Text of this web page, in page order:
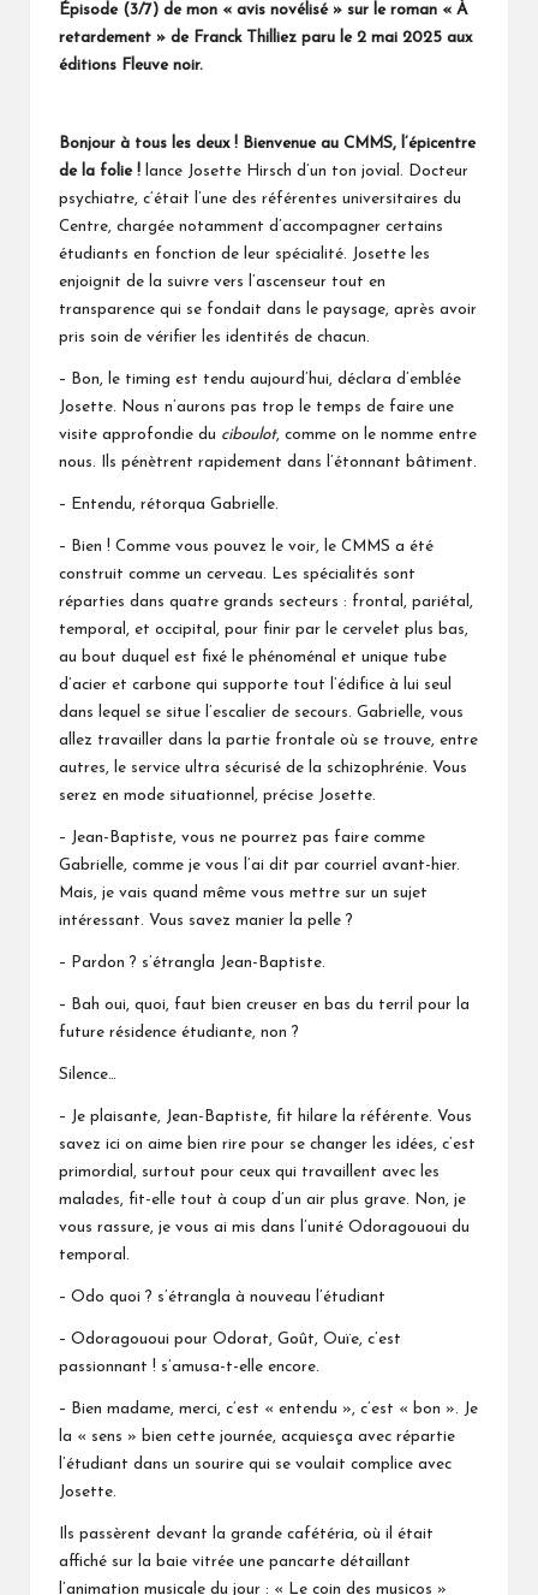
Épisode (3/7) de mon « avis novélisé » sur le roman « À
retardement » de Franck Thilliez paru le 2 mai 2025 aux
éditions Fleuve noir.
Bonjour à tous les deux ! Bienvenue au CMMS, l’épicentre
de la folie ! lance Josette Hirsch d’un ton jovial. Docteur
psychiatre, c’était l’une des référentes universitaires du
Centre, chargée notamment d’accompagner certains
étudiants en fonction de leur spécialité. Josette les
enjoignit de la suivre vers l’ascenseur tout en
transparence qui se fondait dans le paysage, après avoir
pris soin de vérifier les identités de chacun.
– Bon, le timing est tendu aujourd’hui, déclara d’emblée
Josette. Nous n’aurons pas trop le temps de faire une
visite approfondie du ciboulot, comme on le nomme entre
nous. Ils pénètrent rapidement dans l’étonnant bâtiment.
– Entendu, rétorqua Gabrielle.
– Bien ! Comme vous pouvez le voir, le CMMS a été
construit comme un cerveau. Les spécialités sont
réparties dans quatre grands secteurs : frontal, pariétal,
temporal, et occipital, pour finir par le cervelet plus bas,
au bout duquel est fixé le phénoménal et unique tube
d’acier et carbone qui supporte tout l’édifice à lui seul
dans lequel se situe l’escalier de secours. Gabrielle, vous
allez travailler dans la partie frontale où se trouve, entre
autres, le service ultra sécurisé de la schizophrénie. Vous
serez en mode situationnel, précise Josette.
– Jean-Baptiste, vous ne pourrez pas faire comme
Gabrielle, comme je vous l’ai dit par courriel avant-hier.
Mais, je vais quand même vous mettre sur un sujet
intéressant. Vous savez manier la pelle ?
– Pardon ? s’étrangla Jean-Baptiste.
– Bah oui, quoi, faut bien creuser en bas du terril pour la
future résidence étudiante, non ?
Silence…
– Je plaisante, Jean-Baptiste, fit hilare la référente. Vous
savez ici on aime bien rire pour se changer les idées, c’est
primordial, surtout pour ceux qui travaillent avec les
malades, fit-elle tout à coup d’un air plus grave. Non, je
vous rassure, je vous ai mis dans l’unité Odoragououi du
temporal.
– Odo quoi ? s’étrangla à nouveau l’étudiant
– Odoragououi pour Odorat, Goût, Ouïe, c’est
passionnant ! s’amusa-t-elle encore.
– Bien madame, merci, c’est « entendu », c’est « bon ». Je
la « sens » bien cette journée, acquiesça avec répartie
l’étudiant dans un sourire qui se voulait complice avec
Josette.
Ils passèrent devant la grande cafétéria, où il était
affiché sur la baie vitrée une pancarte détaillant
l’animation musicale du jour : « Le coin des musicos »